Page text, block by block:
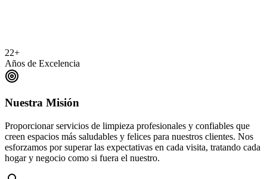
22+
Años de Excelencia
Nuestra Misión
Proporcionar servicios de limpieza profesionales y confiables que
creen espacios más saludables y felices para nuestros clientes. Nos
esforzamos por superar las expectativas en cada visita, tratando cada
hogar y negocio como si fuera el nuestro.